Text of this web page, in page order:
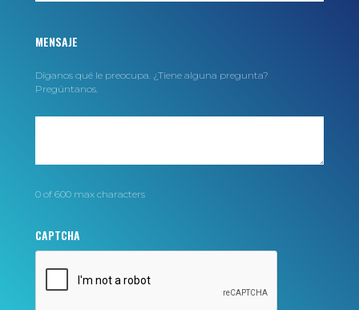
MENSAJE
Díganos qué le preocupa. ¿Tiene alguna pregunta?
Pregúntanos.
0 of 600 max characters
CAPTCHA